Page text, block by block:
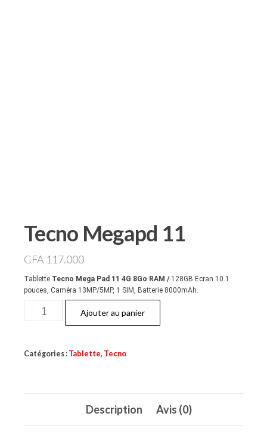
Tecno Megapd 11
CFA 117.000
Tablette Tecno Mega Pad 11 4G 8Go RAM /128GB Ecran 10.1
pouces, Caméra 13MP/5MP, 1 SIM, Batterie 8000mAh.
quantité
de
Megapd
Ajouter au panier
Catégories : Tablette, Tecno
Description Avis (0)